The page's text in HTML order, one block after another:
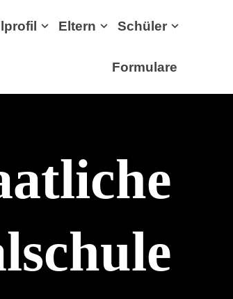
Eltern Schüler
Formulare